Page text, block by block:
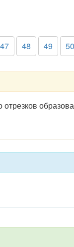
47 48 49 50